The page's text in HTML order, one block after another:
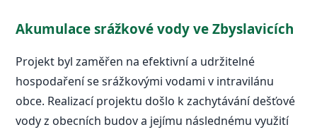
Akumulace srážkové vody ve Zbyslavicích
Projekt byl zaměřen na efektivní a udržitelné
hospodaření se srážkovými vodami v intravilánu
obce. Realizací projektu došlo k zachytávání dešťové
vody z obecních budov a jejímu následnému využití